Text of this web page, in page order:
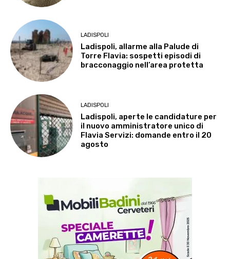
LADISPOLI
Ladispoli, allarme alla Palude di
Torre Flavia: sospetti episodi di
bracconaggio nell’area protetta
LADISPOLI
Ladispoli, aperte le candidature per
il nuovo amministratore unico di
Flavia Servizi: domande entro il 20
agosto